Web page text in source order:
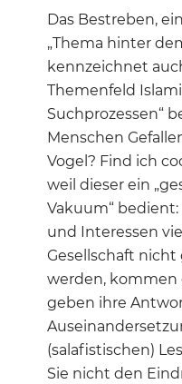
Das Bestreben,
„Thema hinter
kennzeichnet
Themenfeld
Suchprozessen“
Menschen
Vogel? Find ich
weil dieser ein
Vakuum“
und Interessen
Gesellschaft
werden, kommen
geben ihre
(salafistischen)
Sie nicht den